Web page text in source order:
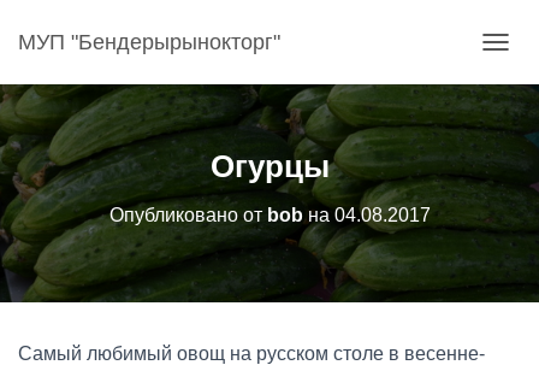
МУП "Бендерырынокторг"
Е
Р
Е
Ю
Огурцы
Опубликовано от bobна 04.08.2017
Самый любимый овощ на русском столе в весенне-